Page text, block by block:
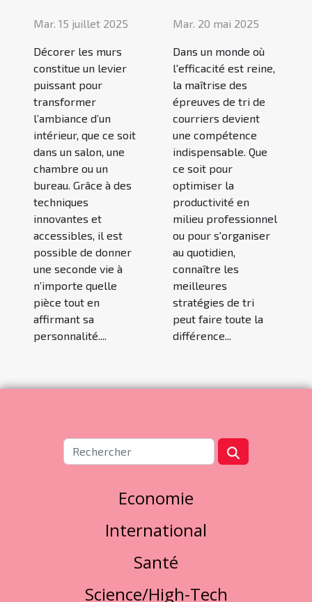
Mar. 15 juillet 2025
Décorer les murs
constitue un levier
puissant pour
transformer
l’ambiance d’un
intérieur, que ce soit
dans un salon, une
chambre ou un
bureau. Grâce à des
techniques
innovantes et
accessibles, il est
possible de donner
une seconde vie à
n’importe quelle
pièce tout en
affirmant sa
personnalité....
Mar. 20 mai 2025
Dans un monde où
l'efficacité est reine,
la maîtrise des
épreuves de tri de
courriers devient
une compétence
indispensable. Que
ce soit pour
optimiser la
productivité en
milieu professionnel
ou pour s'organiser
au quotidien,
connaître les
meilleures
stratégies de tri
peut faire toute la
différence...
Economie
International
Santé
Science/High-Tech